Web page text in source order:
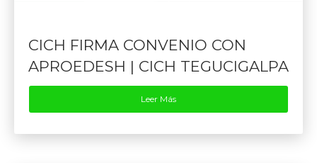
CICH FIRMA CONVENIO CON
APROEDESH | CICH TEGUCIGALPA
Leer Más